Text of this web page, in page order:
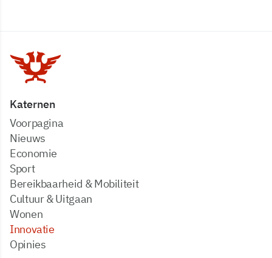
Katernen
Voorpagina
Nieuws
Economie
Sport
Bereikbaarheid & Mobiliteit
Cultuur & Uitgaan
Wonen
Innovatie
Opinies